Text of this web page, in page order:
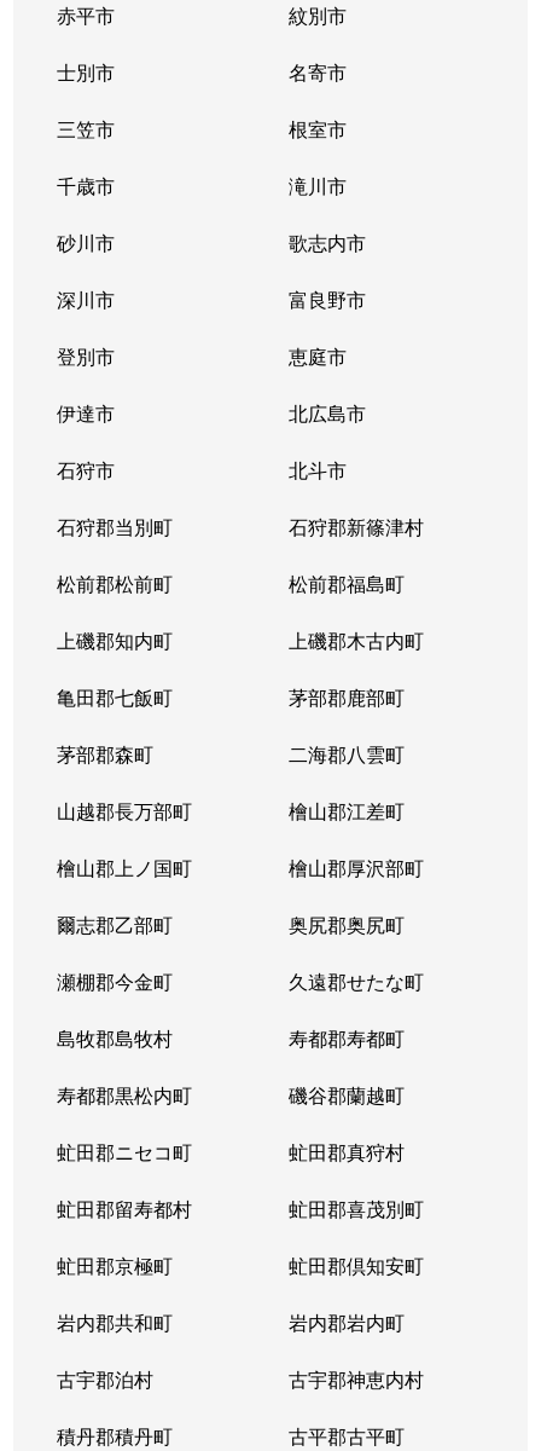
赤平市 紋別市
士別市 名寄市
三笠市 根室市
千歳市 滝川市
砂川市 歌志内市
深川市 富良野市
登別市 恵庭市
伊達市 北広島市
石狩市 北斗市
石狩郡当別町 石狩郡新篠津村
松前郡松前町 松前郡福島町
上磯郡知内町 上磯郡木古内町
亀田郡七飯町 茅部郡鹿部町
茅部郡森町 二海郡八雲町
山越郡長万部町 檜山郡江差町
檜山郡上ノ国町 檜山郡厚沢部町
爾志郡乙部町 奥尻郡奥尻町
瀬棚郡今金町 久遠郡せたな町
島牧郡島牧村 寿都郡寿都町
寿都郡黒松内町 磯谷郡蘭越町
虻田郡ニセコ町 虻田郡真狩村
虻田郡留寿都村 虻田郡喜茂別町
虻田郡京極町 虻田郡倶知安町
岩内郡共和町 岩内郡岩内町
古宇郡泊村 古宇郡神恵内村
積丹郡積丹町 古平郡古平町